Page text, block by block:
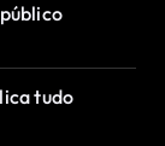
tudo